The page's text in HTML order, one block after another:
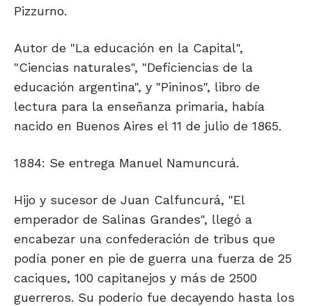
Pizzurno.
Autor de "La educación en la Capital",
"Ciencias naturales", "Deficiencias de la
educación argentina", y "Pininos", libro de
lectura para la enseñanza primaria, había
nacido en Buenos Aires el 11 de julio de 1865.
1884: Se entrega Manuel Namuncurá.
Hijo y sucesor de Juan Calfuncurá, "El
emperador de Salinas Grandes", llegó a
encabezar una confederación de tribus que
podía poner en pie de guerra una fuerza de 25
caciques, 100 capitanejos y más de 2500
guerreros. Su poderío fue decayendo hasta los